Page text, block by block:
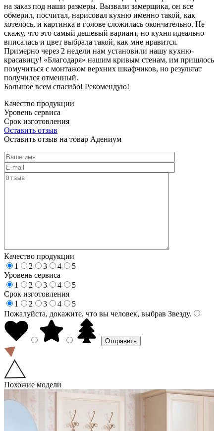
на заказ под наши размеры. Вызвали замерщика, он все
обмерил, посчитал, нарисовал кухню именно такой, как
хотелось, и картинка в голове сложилась окончательно. Не
скажу, что это самый дешевый вариант, но кухня идеально
вписалась и цвет выбрала такой, как мне нравится.
Примерно через 2 недели нам установили нашу кухню-
красавицу! «Благодаря» нашим кривым стенам, им пришлось
помучиться с монтажом верхних шкафчиков, но результат
получился отменный.
Большое всем спасибо! Рекомендую!
Качество продукции
Уровень сервиса
Срок изготовления
Оставить отзыв
Оставить отзыв на товар Адениум
Качество продукции
1
2 3 4
5
Уровень сервиса
1
2 3 4
5
Срок изготовления
1
2 3 4
5
Пожалуйста, докажите, что вы человек, выбрав Звезду.
Похожие модели